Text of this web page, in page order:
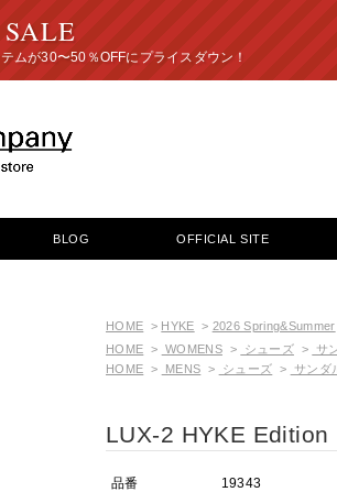
30〜50％OFFにプライスダウ
BLOG OFFICIAL SITE
HOME > HYKE > 2026 Spring&Summer
HOME > WOMENS> シューズ>
サ
HOME > MENS > シューズ > サンダ
LUX-2 HYKE Edition
品番 19343